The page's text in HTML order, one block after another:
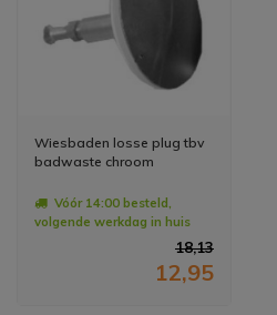
Wiesbaden losse plug tbv
badwaste chroom
Vóór 14:00 besteld,
volgende werkdag in huis
18,13
12,95